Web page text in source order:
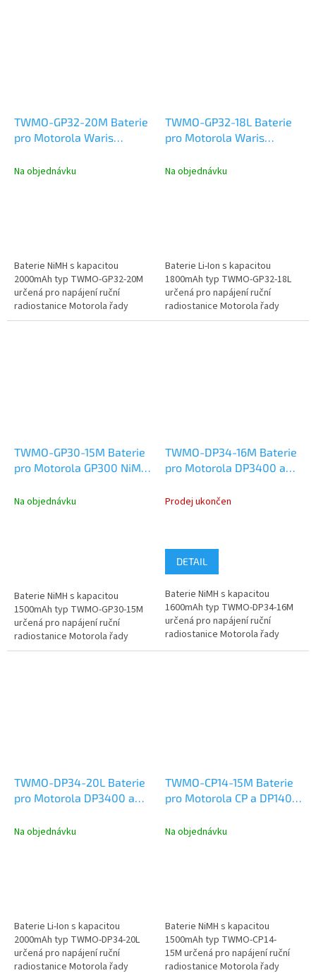
TWMO-GP32-20M Baterie
pro Motorola Waris
2000mAh
Na objednávku
Baterie NiMH s kapacitou
2000mAh typ TWMO-GP32-20M
určená pro napájení ruční
radiostanice Motorola řady
GP320, GP340, GP380, GP360,
TWMO-GP32-18L Baterie
pro Motorola Waris
1800mAh
Na objednávku
Baterie Li-Ion s kapacitou
1800mAh typ TWMO-GP32-18L
určená pro napájení ruční
radiostanice Motorola řady
GP320, GP340, GP380, GP360,
TWMO-GP30-15M Baterie
pro Motorola GP300 NiMH
Na objednávku
Baterie NiMH s kapacitou
1500mAh typ TWMO-GP30-15M
určená pro napájení ruční
radiostanice Motorola řady
GP300.
TWMO-DP34-16M Baterie
pro Motorola DP3400 a
Prodej ukončen
DETAIL
Baterie NiMH s kapacitou
1600mAh typ TWMO-DP34-16M
určená pro napájení ruční
radiostanice Motorola řady
DP3400 a DP3600.
TWMO-DP34-20L Baterie
pro Motorola DP3400 a
Na objednávku
Baterie Li-Ion s kapacitou
2000mAh typ TWMO-DP34-20L
určená pro napájení ruční
radiostanice Motorola řady
TWMO-CP14-15M Baterie
pro Motorola CP a DP1400
Na objednávku
Baterie NiMH s kapacitou
1500mAh typ TWMO-CP14-
15M určená pro napájení ruční
radiostanice Motorola řady